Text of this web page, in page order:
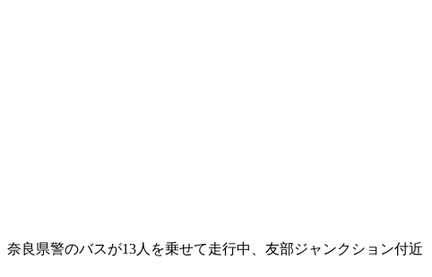
良県警のバスが13人を乗せて走行中、友部ジャンクション付近